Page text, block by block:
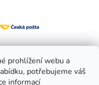
prohlížení webu a
potřebujeme váš
informací